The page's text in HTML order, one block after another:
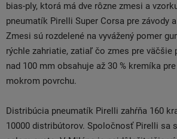
bias-ply, ktorá má dve rôzne zmesi a
pneumatík Pirelli Super Corsa pre závody
Zmesi sú rozdelené na vyvážený pomer
rýchle zahriatie, zatiaľ čo zmes pre
nad 100 mm obsahuje až 30 % kremíka
mokrom povrchu.
Distribúcia pneumatík Pirelli zahŕňa 160
10000 distribútorov. Spoločnosť Pirelli sa